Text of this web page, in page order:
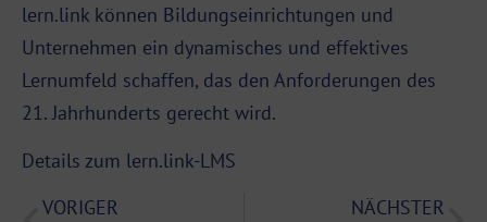
lern.link können Bildungseinrichtungen und
Unternehmen ein dynamisches und effektives
Lernumfeld schaffen, das den Anforderungen des
21. Jahrhunderts gerecht wird.
Details zum lern.link-LMS
VORIGER
NÄCHSTER